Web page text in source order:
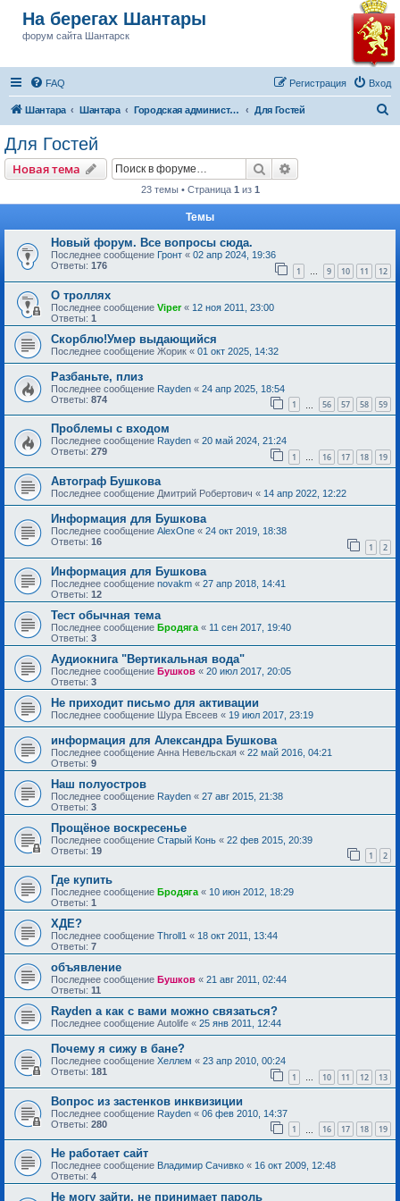
На берегах Шантары
форум сайта Шантарск
FAQ Вход
Регистрация
Шантара Шантара Городская администрация Шантарска Для Гостей
Для Гостей
Новая тема Поиск
23 темы • Страница 1 из 1
Темы
Новый форум. Все вопросы сюда.
Последнее сообщение Гронт « 02 апр 2024, 19:36
Ответы: 176 1 … 9 10 11 12
О троллях
Последнее сообщение Viper« 12 ноя 2011, 23:00
Ответы: 1
Скорблю!Умер выдающийся
Последнее сообщение Жорик « 01 окт 2025, 14:32
Разбаньте, плиз
Последнее сообщение Rayden « 24 апр 2025, 18:54
Ответы: 874 1 56 57 58 59
Проблемы с входом
Последнее сообщение Rayden « 20 май 2024, 21:24
Ответы: 279 1 … 16 17 18 19
Автограф Бушкова
Последнее сообщение Дмитрий Робертович « 14 апр 2022, 12:22
Информация для Бушкова
Последнее сообщение AlexOne « 24 окт 2019, 18:38
Ответы: 16 1 2
Информация для Бушкова
Последнее сообщение novakm « 27 апр 2018, 14:41
Ответы: 12
Тест обычная тема
Последнее сообщение Бродяга « 11 сен 2017, 19:40
Ответы: 3
Аудиокнига "Вертикальная вода"
Последнее сообщение Бушков « 20 июл 2017, 20:05
Ответы: 3
Не приходит письмо для активации
Последнее сообщение Шура Евсеев « 19 июл 2017, 23:19
информация для Александра Бушкова
Последнее сообщение Анна Невельская « 22 май 2016, 04:21
Ответы: 9
Наш полуостров
Последнее сообщение Rayden « 27 авг 2015, 21:38
Ответы: 3
Прощёное воскресенье
Последнее сообщение Старый Конь « 22 фев 2015, 20:39
Ответы: 19 1 2
Где купить
Последнее сообщение Бродяга « 10 июн 2012, 18:29
Ответы: 1
ХДЕ?
Последнее сообщение Throll1 « 18 окт 2011, 13:44
Ответы: 7
объявление
Последнее сообщение Бушков « 21 авг 2011, 02:44
Ответы: 11
Rayden а как с вами можно связаться?
Последнее сообщение Autolife « 25 янв 2011, 12:44
Почему я сижу в бане?
Последнее сообщение Хеллем « 23 апр 2010, 00:24
Ответы: 181 1 … 10 11 12 13
Вопрос из застенков инквизиции
Последнее сообщение Rayden « 06 фев 2010, 14:37
Ответы: 280 1 16 17 18 19
Не работает сайт
Последнее сообщение Владимир Сачивко « 16 окт 2009, 12:48
Ответы: 4
Не могу зайти, не принимает пароль